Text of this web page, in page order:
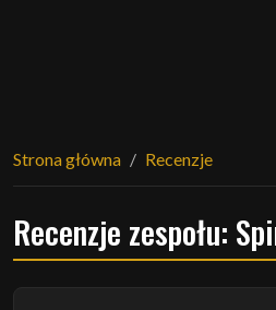
Strona główna Recenzje
Recenzje zespołu: